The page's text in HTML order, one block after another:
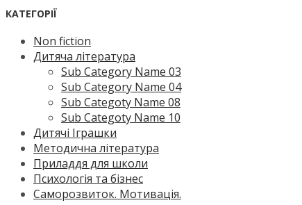
КАТЕГОРІЇ
Non fiction
Дитяча література
Sub Category Name 03
Sub Category Name 04
Sub Categoty Name 08
Sub Categoty Name 10
Дитячі Іграшки
Методична література
Приладдя для школи
Психологія та бізнес
Саморозвиток. Мотивація.